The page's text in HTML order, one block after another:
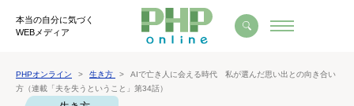
本当の自分に気づく
WEBメディア
PHPオンライン 生き方
AIで亡き人に会える時代 私が選んだ思い出との向き合い
方（連載「夫を失うということ」第34話）